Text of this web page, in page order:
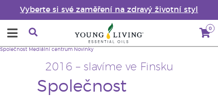
Vyberte si své zaměření na zdravý životní styl
0
2016 – slavíme ve Finsku
Společnost
Společnost Mediální centrum Novinky